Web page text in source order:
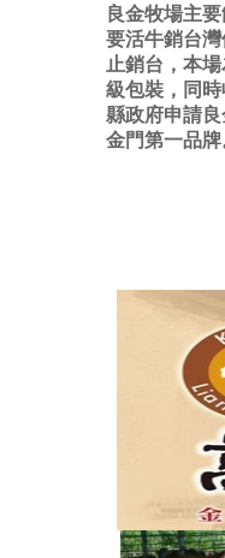
良金牧場主
要活牛銷台
止銷台，本
級包裝，同
縣政府申請
金門第一品牌